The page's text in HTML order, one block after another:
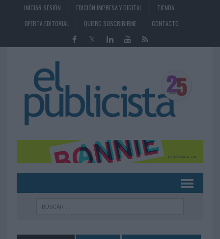
INICIAR SESIÓN EDICIÓN IMPRESA Y DIGITAL
TIENDA
OFERTA EDITORIAL
QUIERO SUSCRIBIRME CONTACTO